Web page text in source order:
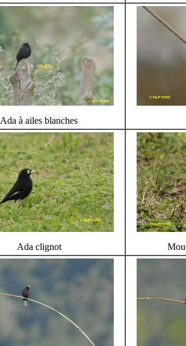
Ada à ailes blanches
Ada clignot